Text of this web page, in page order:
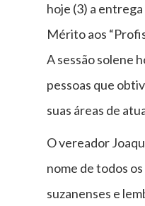
hoje (3) a
Mérito aos
A sessão solene
pessoas que
suas áreas de
O vereador
nome de todos
suzanenses e